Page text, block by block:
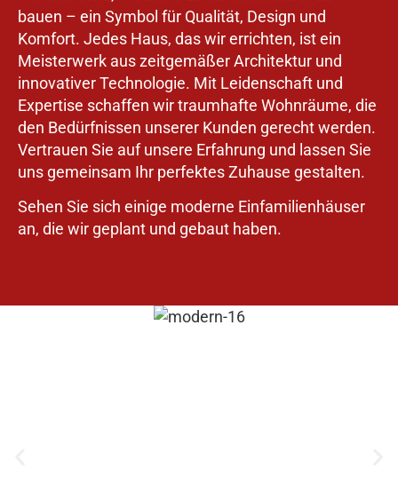
bauen – ein Symbol für Qualität, Design und
Komfort. Jedes Haus, das wir errichten, ist ein
Meisterwerk aus zeitgemäßer Architektur und
innovativer Technologie. Mit Leidenschaft und
Expertise schaffen wir traumhafte Wohnräume, die
den Bedürfnissen unserer Kunden gerecht werden.
Vertrauen Sie auf unsere Erfahrung und lassen Sie
uns gemeinsam Ihr perfektes Zuhause gestalten.
Sehen Sie sich einige moderne Einfamilienhäuser
an, die wir geplant und gebaut haben.